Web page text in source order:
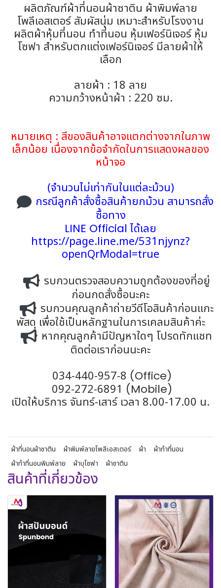
ผลิตภัณฑ์ผ้าที่นอนผ้าซาติน ผ้าพิมพ์ลาย
โพลีเอสเตอร์ สัมผัสนุ่ม เหมาะสำหรับโรงงาน
ผลิตผ้าหุ้มที่นอน ทำที่นอน หุ้มเฟอร์นิเจอร์ หุ้ม
โซฟา สำหรับตกแต่งเฟอร์นิเจอร์ มีลายผ้าให้
เลือก
ลายผ้า : 18 ลาย
ความกว้างหน้าผ้า : 220 ซม.
หมายเหตุ : สีของสินค้าอาจแตกต่างจากในภาพ
เล็กน้อย เนื่องจากข้อจำกัดในการแสดงผลของ
หน้าจอ
(จำนวนไม่เท่ากันในแต่ละม้วน)
กรณีลูกค้าสั่งซื้อสินค้ายกม้วน สามารถสั่ง
ซื้อทาง
LINE Official ได้เลย
https://page.line.me/531njynz?
openQrModal=true
รบกวนตรวจสอบความถูกต้องของที่อยู่
ก่อนกดสั่งซื้อนะคะ
รบกวนคุณลูกค้าถ่ายวีดีโอสินค้าก่อนแกะ
พัสดุ เพื่อใช้เป็นหลักฐานในการเคลมสินค้าค่ะ
หากคุณลูกค้ามีปัญหาใดๆ โปรดทักแชท
ติดต่อเราก่อนนะคะ
034-440-957-8 (Office)
092-272-6891 (Mobile)
เปิดให้บริการ จันทร์-เสาร์ เวลา 8.00-17.00 น.
ผ้าที่นอนผ้าซาติน ผ้าพิมพ์ลายโพลีเอสเตอร์ ผ้า
ผ้าทำที่นอน
ผ้าทำที่นอนพิมพ์ลาย
ผ้าบุโซฟา ผ้าซาติน
สินค้าที่เกี่ยวข้อง